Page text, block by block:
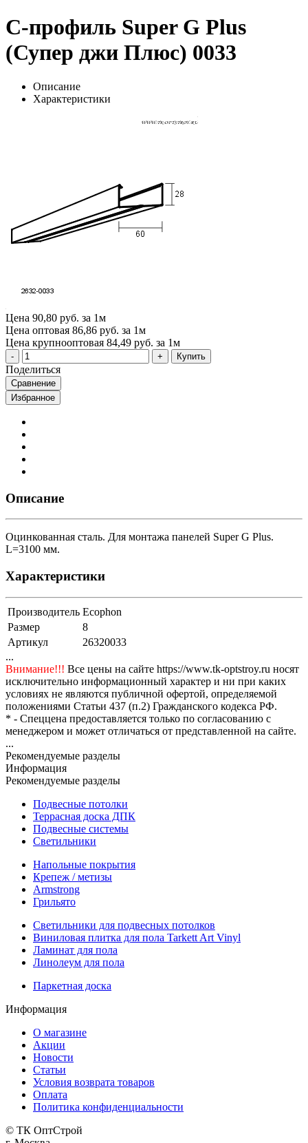
С-профиль Super G Plus
(Супер джи Плюс) 0033
Описание
Характеристики
Цена 90,80 руб. за 1м
Цена оптовая 86,86 руб. за 1м
Цена крупнооптовая 84,49 руб. за 1м
Купить
Поделиться
Сравнение
Избранное
Описание
Оцинкованная сталь. Для монтажа панелей Super G Plus.
L=3100 мм.
Характеристики
Производитель Ecophon
Размер
8
Артикул
26320033
...
Внимание!!! Все цены на сайте https://www.tk-optstroy.ru носят
исключительно информационный характер и ни при каких
условиях не являются публичной офертой, определяемой
положениями Статьи 437 (п.2) Гражданского кодекса РФ.
* - Спеццена предоставляется только по согласованию с
менеджером и может отличаться от представленной на сайте.
...
Рекомендуемые разделы
Информация
Рекомендуемые разделы
Подвесные потолки
Террасная доска ДПК
Подвесные системы
Светильники
Напольные покрытия
Крепеж / метизы
Armstrong
Грильято
Светильники для подвесных потолков
Виниловая плитка для пола Tarkett Art Vinyl
Ламинат для пола
Линолеум для пола
Паркетная доска
Информация
О магазине
Акции
Новости
Статьи
Условия возврата товаров
Оплата
Политика конфиденциальности
© ТК ОптСтрой